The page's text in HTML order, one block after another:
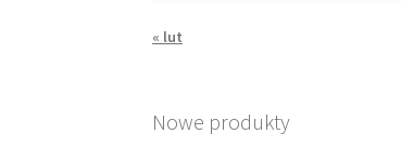
« lut
Nowe produkty